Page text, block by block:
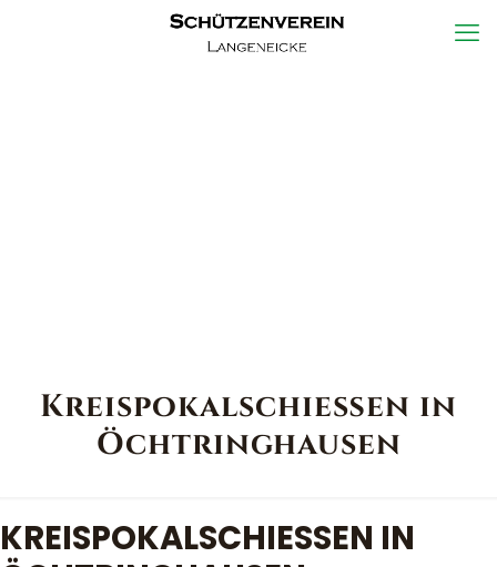
Kreispokalschießen in
Öchtringhausen
KREISPOKALSCHIESSEN IN Ö